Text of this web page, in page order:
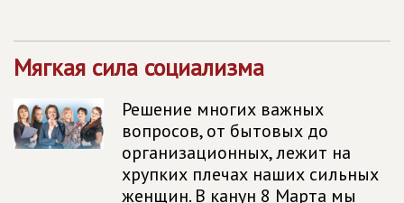
Мягкая сила социализма
Решение многих важных
вопросов, от бытовых до
организационных, лежит на
хрупких плечах наших сильных
женщин. В канун 8 Марта мы